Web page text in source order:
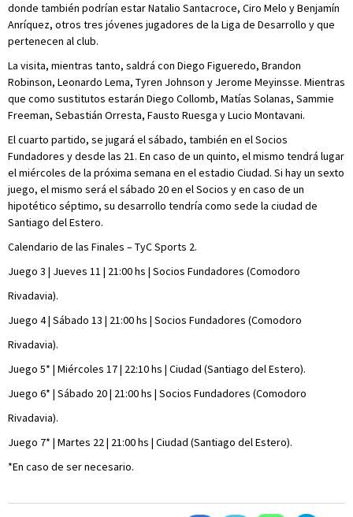
donde también podrían estar Natalio Santacroce, Ciro Melo y Benjamín
Anríquez, otros tres jóvenes jugadores de la Liga de Desarrollo y que
pertenecen al club.
La visita, mientras tanto, saldrá con Diego Figueredo, Brandon
Robinson, Leonardo Lema, Tyren Johnson y Jerome Meyinsse. Mientras
que como sustitutos estarán Diego Collomb, Matías Solanas, Sammie
Freeman, Sebastián Orresta, Fausto Ruesga y Lucio Montavani.
El cuarto partido, se jugará el sábado, también en el Socios
Fundadores y desde las 21. En caso de un quinto, el mismo tendrá lugar
el miércoles de la próxima semana en el estadio Ciudad. Si hay un sexto
juego, el mismo será el sábado 20 en el Socios y en caso de un
hipotético séptimo, su desarrollo tendría como sede la ciudad de
Santiago del Estero.
Calendario de las Finales – TyC Sports 2.
Juego 3 | Jueves 11 | 21:00 hs | Socios Fundadores (Comodoro
Rivadavia).
Juego 4 | Sábado 13 | 21:00 hs | Socios Fundadores (Comodoro
Rivadavia).
Juego 5* | Miércoles 17 | 22:10 hs | Ciudad (Santiago del Estero).
Juego 6* | Sábado 20 | 21:00 hs | Socios Fundadores (Comodoro
Rivadavia).
Juego 7* | Martes 22 | 21:00 hs | Ciudad (Santiago del Estero).
*En caso de ser necesario.